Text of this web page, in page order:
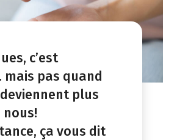
c’est
pas quand
plus
nous!
ça vous dit